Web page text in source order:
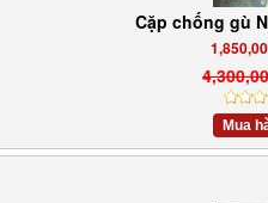
Cặp chống gù
Mua